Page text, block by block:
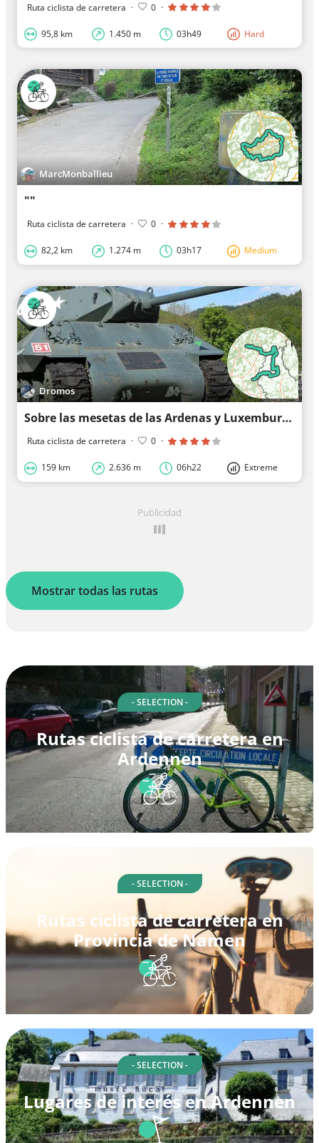
Ruta ciclista de carretera · 0 ·
95,8 km 1.450 m 03h49 Hard
MarcMonballieu
""
Ruta ciclista de carretera · 0 ·
82,2 km 1.274 m 03h17 Medium
Dromos
Sobre las mesetas de las Ardenas y Luxemburgo
Ruta ciclista de carretera · 0 ·
159 km 2.636 m 06h22 Extreme
Publicidad
Mostrar todas las rutas
- SELECTION -
Rutas ciclista de carretera en
Ardennen
- SELECTION -
Rutas ciclista de carretera en
Provincia de Namen
- SELECTION -
Lugares de interés en Ardennen